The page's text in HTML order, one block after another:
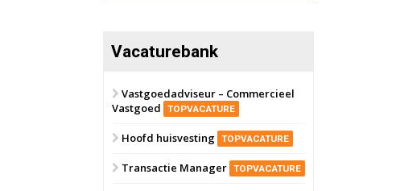
Zwanenburg
6 oktober 2026 Transformatieobject
Vacaturebank
Vastgoedadviseur – Commercieel
Vastgoed
TOPVACATURE
Hoofd huisvesting TOPVACATURE
Transactie Manager TOPVACATURE